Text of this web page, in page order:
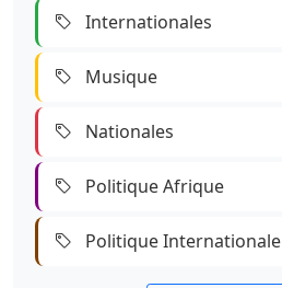
Internationales
Musique
Nationales
Politique Afrique
Politique Internationale